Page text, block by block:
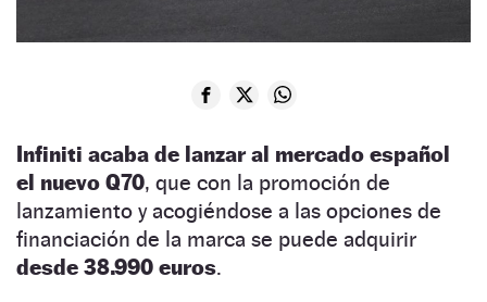
Infiniti acaba de lanzar al mercado español
el nuevo Q70, que con la promoción de
lanzamiento y acogiéndose a las opciones de
financiación de la marca se puede adquirir
desde 38.990 euros.